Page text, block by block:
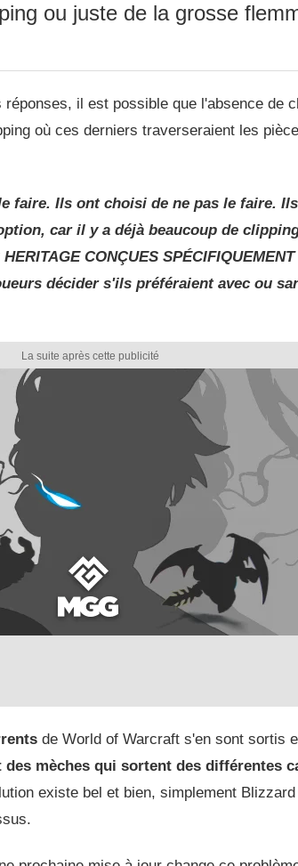
ou juste de la grosse
il est possible que l'absence de
où ces derniers traverseraient les
faire. Ils ont choisi de ne pas le faire.
car il y a déjà beaucoup de
CONÇUES
décider s'ils préféraient avec ou
de World of Warcraft s'en sont sortis
mèches qui sortent des différentes
existe bel et bien, simplement Blizzard